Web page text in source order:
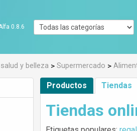
0.8.6
y belleza > Supermercado >
Productos Tiendas
Tiendas